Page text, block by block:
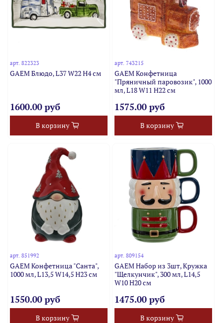
арт.822323
GAEM Блюдо, L37 W22 H4 см
1600.00 руб
В корзину
арт. 743215
GAEM Конфетница
"Пряничный паровозик", 1000
мл, L18 W11 H22 см
1575.00 руб
В корзину
арт.851992
GAEM Конфетница "Санта",
1000 мл, L13,5 W14,5 H23 см
1550.00 руб
В корзину
арт. 809154
GAEM Набор из 3шт, Кружка
"Щелкунчик", 300 мл, L14,5
W10 H20 см
1475.00 руб
В корзину